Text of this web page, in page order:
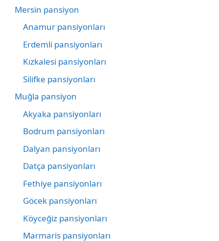
Mersin pansiyon
Anamur pansiyonları
Erdemli pansiyonları
Kızkalesi pansiyonları
Silifke pansiyonları
Muğla pansiyon
Akyaka pansiyonları
Bodrum pansiyonları
Dalyan pansiyonları
Datça pansiyonları
Fethiye pansiyonları
Göcek pansiyonları
Köyceğiz pansiyonları
Marmaris pansiyonları